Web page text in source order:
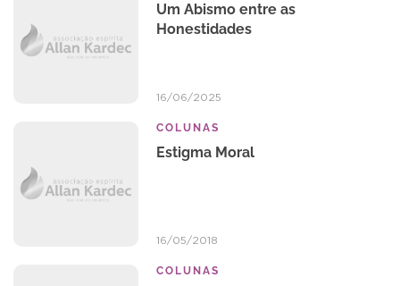
Um Abismo entre as
Honestidades
16/06/2025
COLUNAS
Estigma Moral
16/05/2018
COLUNAS